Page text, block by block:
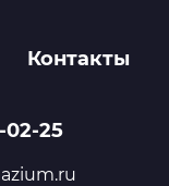
Контакты
02-25